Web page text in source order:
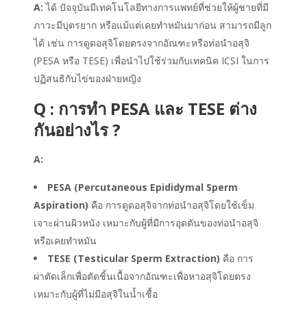
A: ได้ ปัจจุบันมีเทคโนโลยีทางการแพทย์ที่ช่วยให้ผู้ชายที่มี
ภาวะมีบุตรยาก หรือแม้แต่เคยทำหมันมาก่อน สามารถมีลูก
ได้ เช่น การดูดอสุจิโดยตรงจากอัณฑะหรือท่อนำอสุจิ
(PESA หรือ TESE) เพื่อนำไปใช้ร่วมกับเทคนิค ICSI ในการ
ปฏิสนธิกับไข่ของฝ่ายหญิง
Q : การทำ PESA และ TESE ต่าง
กันอย่างไร ?
A:
PESA (Percutaneous Epididymal Sperm
Aspiration) คือ การดูดอสุจิจากท่อนำอสุจิโดยใช้เข็ม
เจาะผ่านผิวหนัง เหมาะกับผู้ที่มีการอุดตันของท่อนำอสุจิ
หรือเคยทำหมัน
TESE (Testicular Sperm Extraction) คือ การ
ผ่าตัดเล็กเพื่อตัดชิ้นเนื้อจากอัณฑะเพื่อหาอสุจิโดยตรง
เหมาะกับผู้ที่ไม่มีอสุจิในน้ำเชื้อ